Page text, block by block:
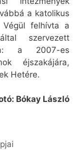
a katolikus
Végül felhívta a
szervezett
a 2007-es
éjszakájára,
Hetére.
Bókay László